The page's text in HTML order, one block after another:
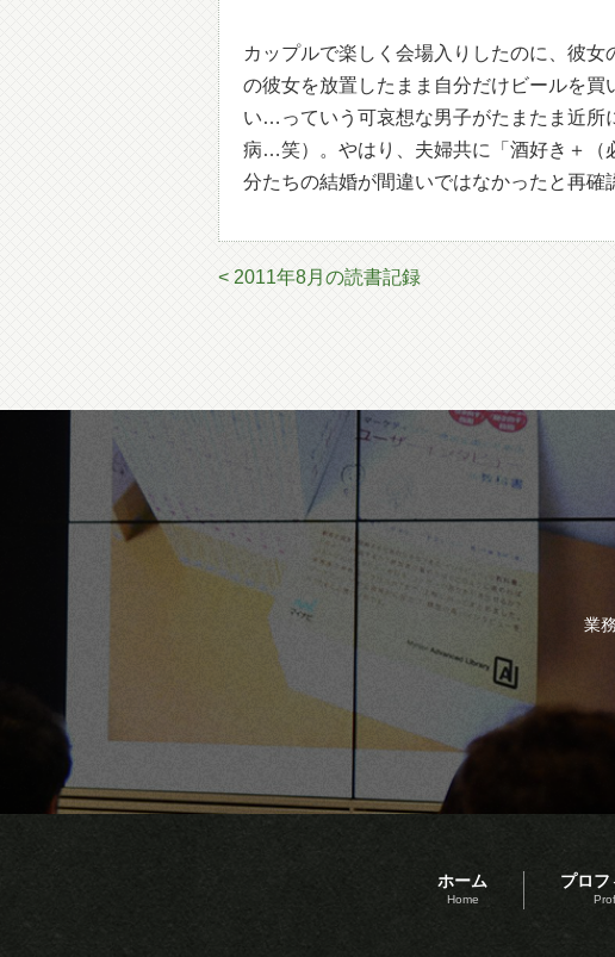
カップルで楽しく会場入りしたのに、彼
の彼女を放置したまま自分だけビールを
い…っていう可哀想な男子がたまたま近所
病…笑）。やはり、夫婦共に「酒好き＋（
分たちの結婚が間違いではなかったと再確
< 2011年8月の読書記録
業
ホーム
Home
プロフ